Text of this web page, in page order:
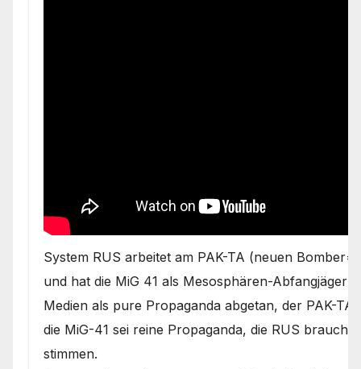
System RUS arbeitet am PAK-TA (neuen
und hat die MiG 41 als Mesosphären-Abfangjäger
Medien als pure Propaganda abgetan, der PAK-
die MiG-41 sei reine Propaganda, die RUS
stimmen.